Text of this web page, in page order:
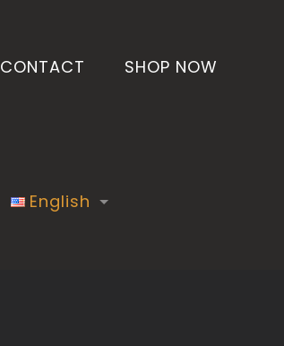
CONTACT SHOP NOW
English